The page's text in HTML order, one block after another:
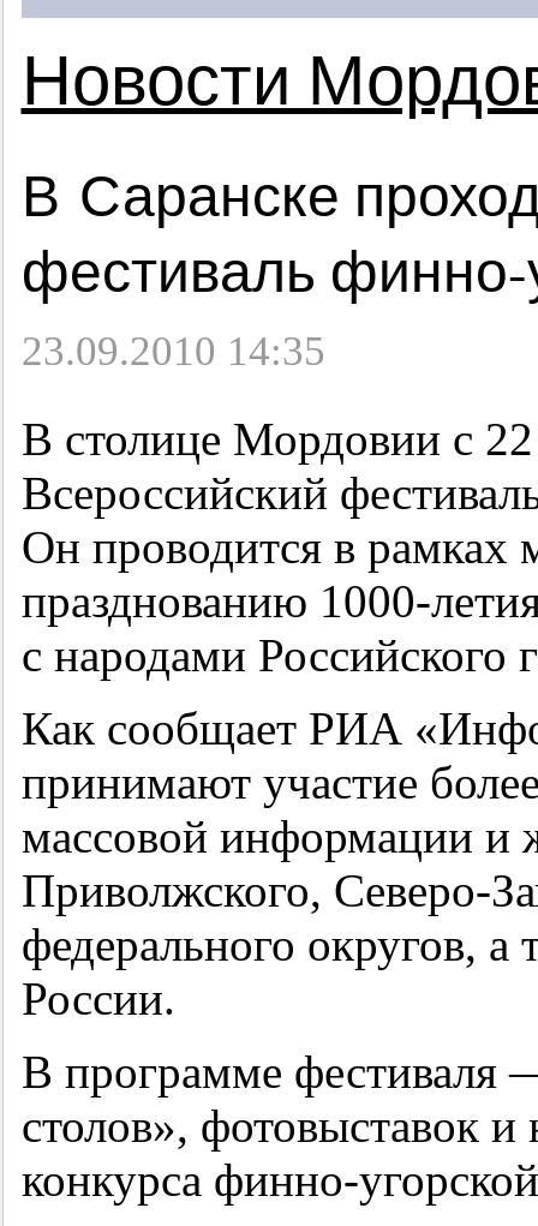
Новости
В Саранске
фестиваль финно-
23.09.2010 14:35
В столице Мордовии с
Всероссийский
Он проводится в
празднованию 1000-
с народами Российского
Как сообщает РИА
принимают участие
массовой информации и
Приволжского, Северо-
федерального округов, а
России.
В программе фестиваля
столов», фотовыставок
конкурса финно-